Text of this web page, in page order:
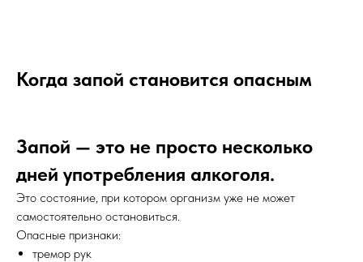
Когда запой становится опасным
Запой — это не просто несколько
дней употребления алкоголя.
Это состояние, при котором организм уже не может
самостоятельно остановиться.
Опасные признаки:
тремор рук